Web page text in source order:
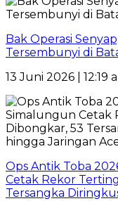
Bak Operasi
Tersembunyi di
13 Juni 2026 | 12:19
Ops Antik Toba
Cetak Rekor
Tersangka